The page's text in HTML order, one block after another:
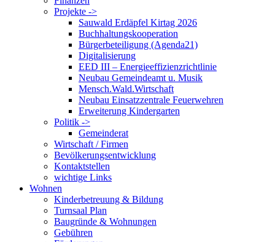
Projekte ->
Sauwald Erdäpfel Kirtag 2026
Buchhaltungskooperation
Bürgerbeteiligung (Agenda21)
Digitalisierung
EED III – Energieeffizienzrichtlinie
Neubau Gemeindeamt u. Musik
Mensch.Wald.Wirtschaft
Neubau Einsatzzentrale Feuerwehren
Erweiterung Kindergarten
Politik ->
Gemeinderat
Wirtschaft / Firmen
Bevölkerungsentwicklung
Kontaktstellen
wichtige Links
Wohnen
Kinderbetreuung & Bildung
Turnsaal Plan
Baugründe & Wohnungen
Gebühren